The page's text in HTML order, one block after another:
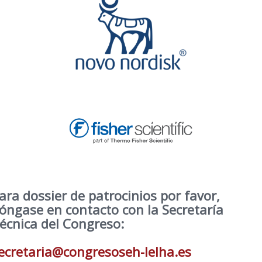
dossier de patrocinios por favor,
en contacto con la Secretaría
del Congreso:
lelha.es